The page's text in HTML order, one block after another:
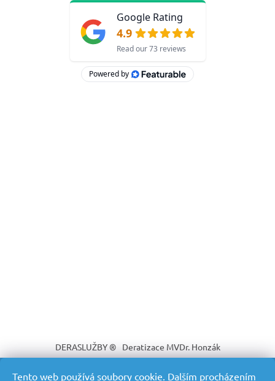
Tento web používá soubory cookie. Dalším procházením
DERASLUŽBY ® Deratizace MVDr. Honzák